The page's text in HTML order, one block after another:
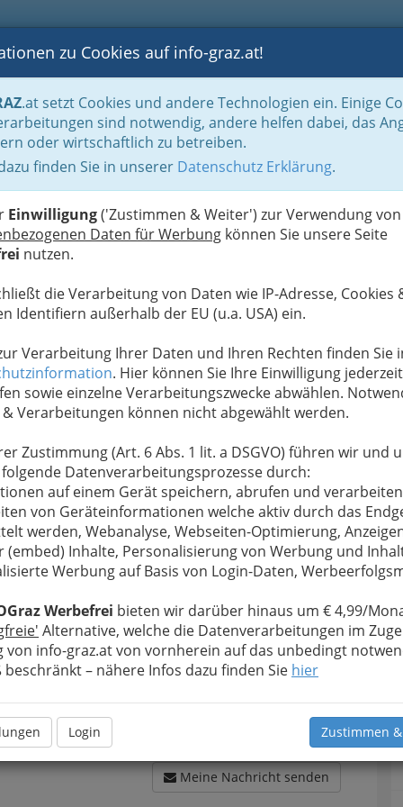
BLOGS FOTOS GASTRONOMIE BRANCHEN
zu Cookies auf info-graz.at!
.at setzt Cookies und andere Technologien ein. Einige
sind notwendig, andere helfen dabei, das
oder wirtschaftlich zu betreiben.
finden Sie in unserer Datenschutz Erklärung.
Einwilligung('Zustimmen & Weiter') zur Verwendung von
Daten für Werbung können Sie unsere Seite
nutzen.
die Verarbeitung von Daten wie IP-Adresse, Cookies
Identifiern außerhalb der EU (u.a. USA) ein.
Verarbeitung Ihrer Daten und Ihren Rechten finden Sie
. Hier können Sie Ihre Einwilligung jederzeit
sowie einzelne Verarbeitungszwecke abwählen.
& Verarbeitungen können nicht abgewählt werden.
Zustimmung (Art. 6 Abs. 1 lit. a DSGVO) führen wir und
Datenverarbeitungsprozesse durch:
auf einem Gerät speichern, abrufen und
von Geräteinformationen welche aktiv durch das
werden, Webanalyse, Webseiten-Optimierung,
(embed) Inhalte, Personalisierung von Werbung und
Werbung auf Basis von Login-Daten,
Werbefrei bieten wir darüber hinaus um € 4,99/
Alternative, welche die Datenverarbeitungen im
von info-graz.at von vornherein auf das unbedingt
beschränkt – nähere Infos dazu finden Sie hier
Login Zustimmen
- Ärzte - Hausarzt
- Ärztin für
bewahren, verwenden wir an dieser Stelle zur
Ihre Nachricht wird nach dem Absenden
Barbara Bachmann-Fattinger - Ärztin für
Meine Nachricht
Meine Nachricht senden